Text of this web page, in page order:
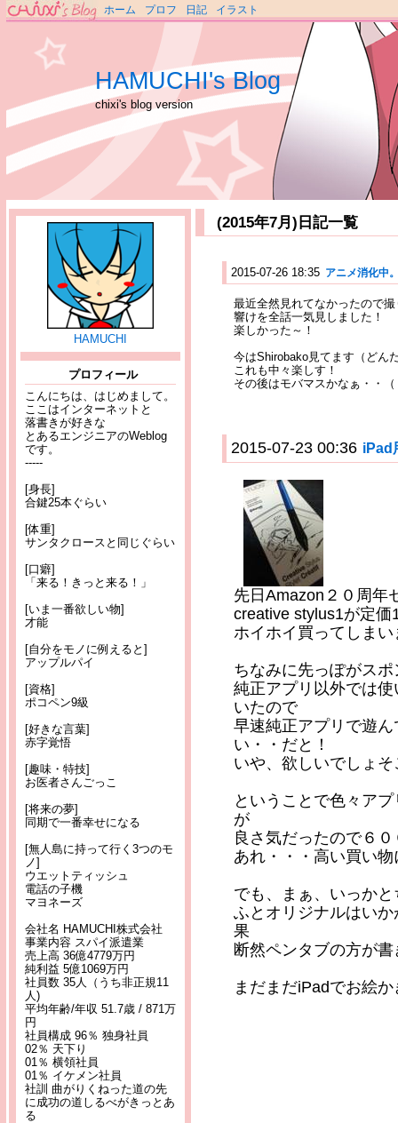
ホーム プロフ 日記 イラスト
HAMUCHI's Blog
chixi's blog version
HAMUCHI
プロフィール
こんにちは、はじめまして。
ここはインターネットと
落書きが好きな
とあるエンジニアのWeblog
です。
-----
[身長]
合鍵25本ぐらい
[体重]
サンタクロースと同じぐらい
[口癖]
「来る！きっと来る！」
[いま一番欲しい物]
才能
[自分をモノに例えると]
アップルパイ
[資格]
ポコペン9級
[好きな言葉]
赤字覚悟
[趣味・特技]
お医者さんごっこ
[将来の夢]
同期で一番幸せになる
[無人島に持って行く3つのモ
ノ]
ウエットティッシュ
電話の子機
マヨネーズ
会社名 HAMUCHI株式会社
事業内容 スパイ派遣業
売上高 36億4779万円
純利益 5億1069万円
社員数 35人（うち非正規11
人)
平均年齢/年収 51.7歳 / 871万
円
社員構成 96％ 独身社員
02％ 天下り
01％ 横領社員
01％ イケメン社員
社訓 曲がりくねった道の先
に成功の道しるべがきっとあ
る
(2015年7月)日記一覧
2015-07-26 18:35 アニメ消化中
最近全然見れてなかったので
響けを全話一気見しました！
楽しかった～！
今はShirobako見てます（どん
これも中々楽しす！
その後はモバマスかなぁ・・
2015-07-23 00:36 iPad
先日Amazon２０周年
creative stylus1が定
ホイホイ買ってしまい
ちなみに先っぽがス
純正アプリ以外では
いたので
早速純正アプリで遊
い・・だと！
いや、欲しいでしょ
ということで色々ア
が
良さ気だったので６
あれ・・・高い買い
でも、まぁ、いっか
ふとオリジナルはい
果
断然ペンタブの方が
まだまだiPadでお絵